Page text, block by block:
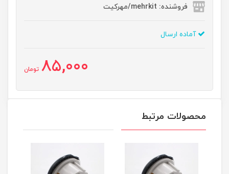
فروشنده: mehrkit/مهرکیت
آماده ارسال
85,000 تومان
محصولات مرتبط